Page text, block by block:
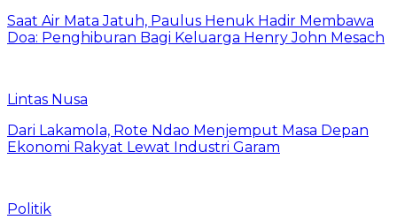
Saat Air Mata Jatuh, Paulus Henuk Hadir Membawa
Doa: Penghiburan Bagi Keluarga Henry John Mesach
Lintas Nusa
Dari Lakamola, Rote Ndao Menjemput Masa Depan
Ekonomi Rakyat Lewat Industri Garam
Politik